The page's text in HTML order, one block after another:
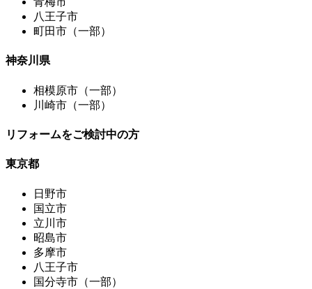
八王子市
町田市（一部）
神奈川県
相模原市（一部）
川崎市（一部）
リフォームをご検討中の方
東京都
日野市
国立市
立川市
昭島市
多摩市
八王子市
国分寺市（一部）